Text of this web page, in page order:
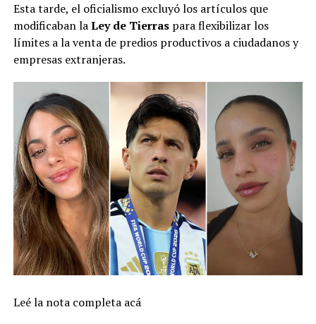
Esta tarde, el oficialismo excluyó los artículos que
modificaban laLey de Tierraspara flexibilizar los
límites a la venta de predios productivos a ciudadanos y
empresas extranjeras.
Leé la nota completa acá